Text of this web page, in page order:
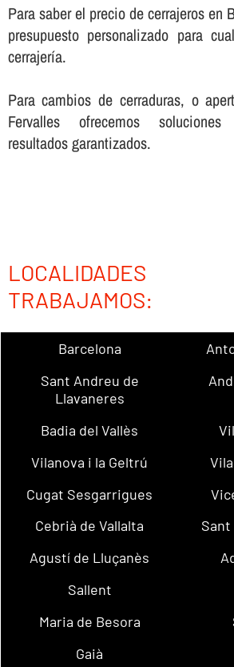
Para saber el precio de cerrajeros en
presupuesto personalizado para
cerrajerí­a.
Para cambios de cerraduras, o
Fervalles ofrecemos
resultados garantizados.
TRABAJAMOS:
Barcelona
Sant Andreu de
Llavaneres
Badia del Vallès
Vilanova i la Geltrú
Cugat Sesgarrigues
Cebrià de Vallalta
Sant
Agustí de Lluçanès
Sallent
Maria de Besora
Gaià